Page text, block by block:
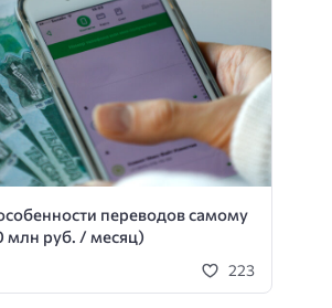
переводов самому
млн руб. / месяц)
223